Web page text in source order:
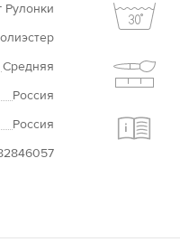
Рулонки
Средняя
Россия
Россия